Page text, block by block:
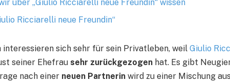
über „Giulio Ricciarelli neue Freundin“ wissen
Ricciarelli neue Freundin“
interessieren sich sehr für sein Privatleben, weil Giulio
seiner Ehefrau sehr zurückgezogen hat. Es gibt
nach einer neuen Partnerin wird zu einer Mischung